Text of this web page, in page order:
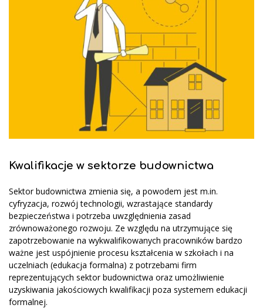
Kwalifikacje w sektorze budownictwa
Sektor budownictwa zmienia się, a powodem jest m.in.
cyfryzacja, rozwój technologii, wzrastające standardy
bezpieczeństwa i potrzeba uwzględnienia zasad
zrównoważonego rozwoju. Ze względu na utrzymujące się
zapotrzebowanie na wykwalifikowanych pracowników bardzo
ważne jest uspójnienie procesu kształcenia w szkołach i na
uczelniach (edukacja formalna) z potrzebami firm
reprezentujących sektor budownictwa oraz umożliwienie
uzyskiwania jakościowych kwalifikacji poza systemem edukacji
formalnej.